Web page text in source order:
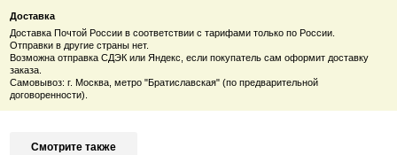
Доставка
Доставка Почтой России в соответствии с тарифами только по России.
Отправки в другие страны нет.
Возможна отправка СДЭК или Яндекс, если покупатель сам оформит доставку
заказа.
Самовывоз: г. Москва, метро "Братиславская" (по предварительной
договоренности).
Смотрите также